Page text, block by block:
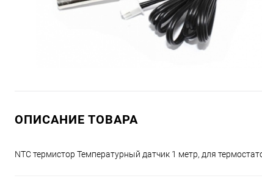
ОПИСАНИЕ ТОВАРА
NTC термистор Температурный датчик 1 метр, для